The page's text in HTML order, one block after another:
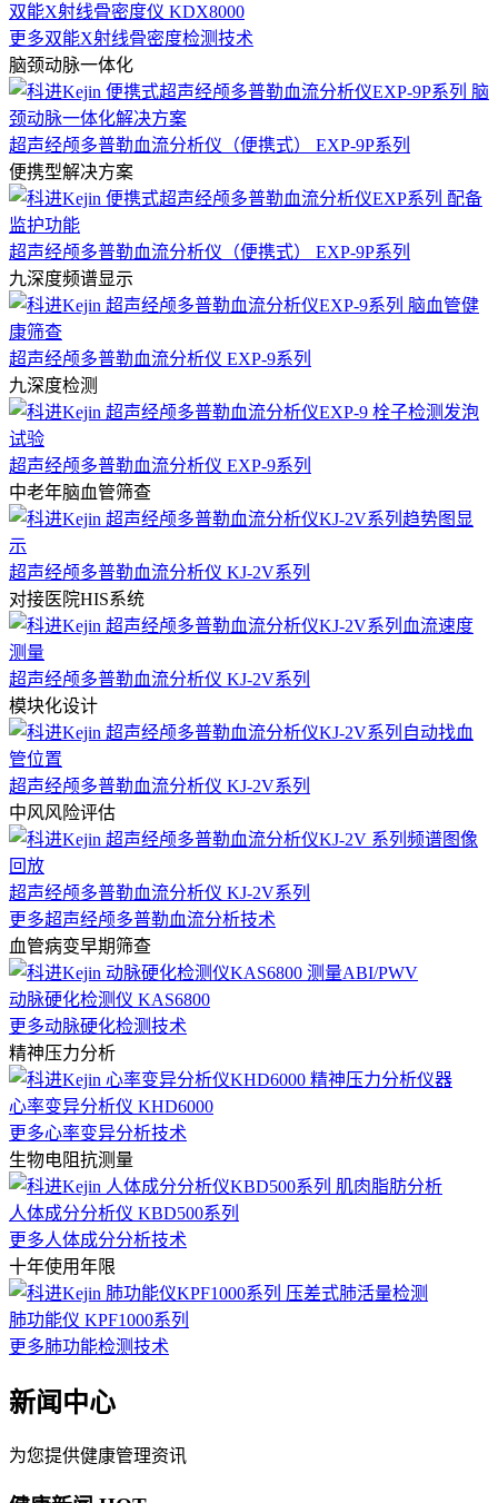
双能X射线骨密度仪 KDX8000
更多双能X射线骨密度检测技术
脑颈动脉一体化
超声经颅多普勒血流分析仪（便携式） EXP-9P系列
便携型解决方案
超声经颅多普勒血流分析仪（便携式） EXP-9P系列
九深度频谱显示
超声经颅多普勒血流分析仪 EXP-9系列
九深度检测
超声经颅多普勒血流分析仪 EXP-9系列
中老年脑血管筛查
超声经颅多普勒血流分析仪 KJ-2V系列
对接医院HIS系统
超声经颅多普勒血流分析仪 KJ-2V系列
模块化设计
超声经颅多普勒血流分析仪 KJ-2V系列
中风风险评估
超声经颅多普勒血流分析仪 KJ-2V系列
更多超声经颅多普勒血流分析技术
血管病变早期筛查
动脉硬化检测仪 KAS6800
更多动脉硬化检测技术
精神压力分析
心率变异分析仪 KHD6000
更多心率变异分析技术
生物电阻抗测量
人体成分分析仪 KBD500系列
更多人体成分分析技术
十年使用年限
肺功能仪 KPF1000系列
更多肺功能检测技术
新闻中心
为您提供健康管理资讯